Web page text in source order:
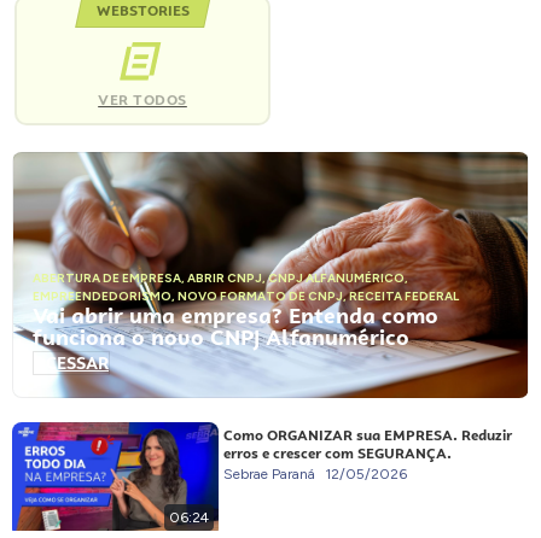
WEBSTORIES
VER TODOS
ABERTURA DE EMPRESA, ABRIR CNPJ,CNPJ ALFANUMÉRICO,
EMPREENDEDORISMO, NOVO FORMATO DE CNPJ,RECEITA FEDERAL
Vai abrir uma empresa? Entenda como
funciona o novo CNPJ Alfanumérico
ACESSAR
06:24
Como ORGANIZAR sua EMPRESA. Reduzir
erros e crescer com SEGURANÇA.
Sebrae Paraná 12/05/2026